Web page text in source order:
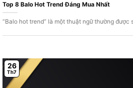
Top 8 Balo Hot Trend Đáng Mua Nhất
“Balo hot trend” là một thuật ngữ thường được
26
Th7